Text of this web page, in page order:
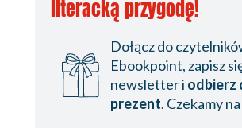
literacką przygodę!
Dołącz do
Ebookpoint, zapisz
newsletter i odbierz
prezent. Czekamy